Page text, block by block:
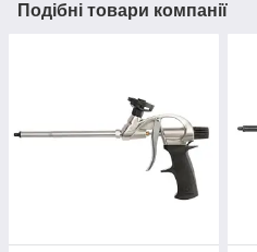
Подібні товари компанії